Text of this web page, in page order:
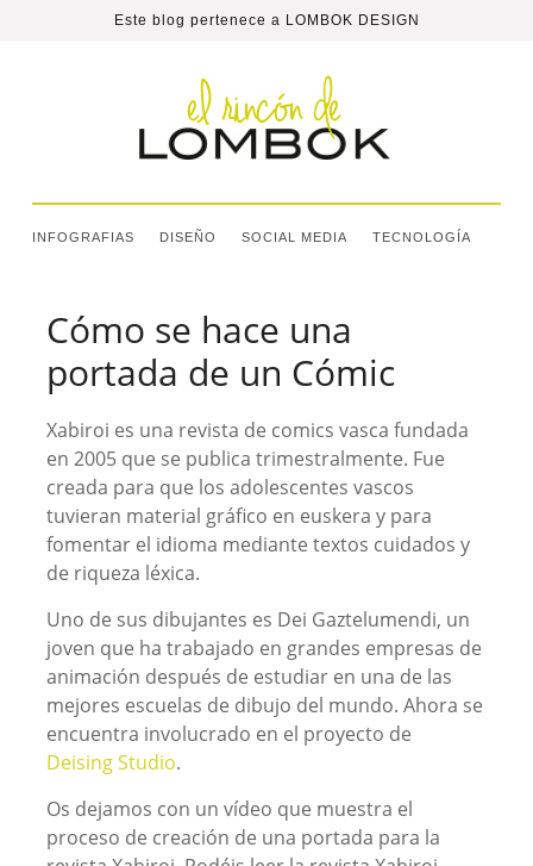
Este blog pertenece a LOMBOK DESIGN
INFOGRAFIAS DISEÑO SOCIAL MEDIA TECNOLOGÍA
Cómo se hace una
portada de un Cómic
Xabiroi es una revista de comics vasca fundada
en 2005 que se publica trimestralmente. Fue
creada para que los adolescentes vascos
tuvieran material gráfico en euskera y para
fomentar el idioma mediante textos cuidados y
de riqueza léxica.
Uno de sus dibujantes es Dei Gaztelumendi, un
joven que ha trabajado en grandes empresas de
animación después de estudiar en una de las
mejores escuelas de dibujo del mundo. Ahora se
encuentra involucrado en el proyecto de
Deising Studio.
Os dejamos con un vídeo que muestra el
proceso de creación de una portada para la